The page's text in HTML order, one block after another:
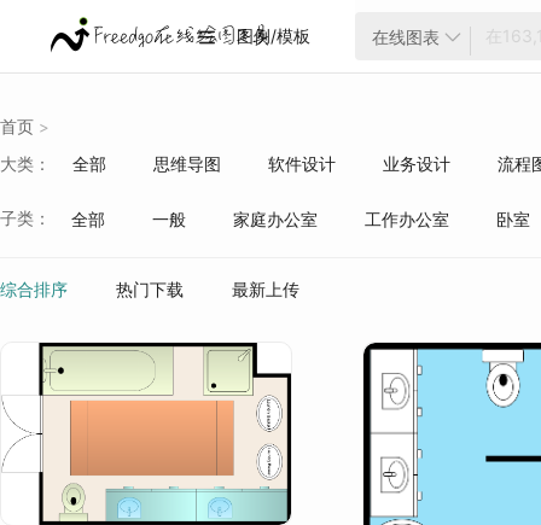
 图例/模板 在线图表 
首页 >
大类： 全部 思维导图 软件设计 业务设计
流程
子类： 全部 一般 家庭办公室 工作办公室 卧室
综合排序 热门下载 最新上传